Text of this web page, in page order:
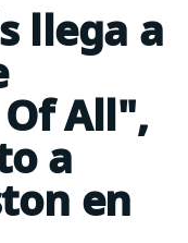
llega a
All",
a
en